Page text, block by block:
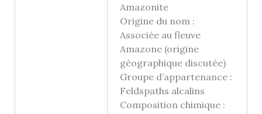
Amazonite
Origine du nom :
Associée au fleuve
Amazone (origine
géographique discutée)
Groupe d’appartenance :
Feldspaths alcalins
Composition chimique :